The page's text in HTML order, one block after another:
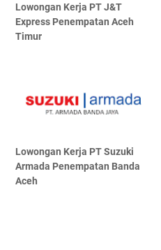
Lowongan Kerja PT J&T
Express Penempatan Aceh
Timur
Lowongan Kerja PT Suzuki
Armada Penempatan Banda
Aceh